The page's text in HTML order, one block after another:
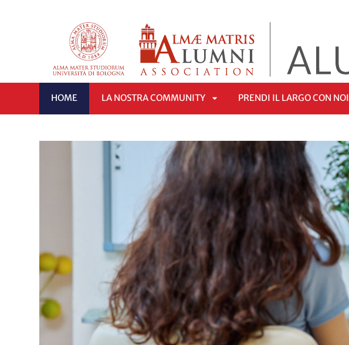
HOME LA NOSTRA COMMUNITY
SOTTOMENÙ
PRENDI IL LARGO CON NOI